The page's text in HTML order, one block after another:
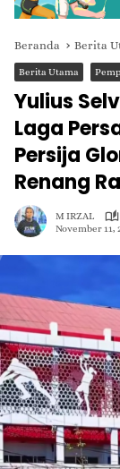
Beranda Berita
Berita Utama
Yulius
Laga
Persija
Renang
M IRZAL
November 11,